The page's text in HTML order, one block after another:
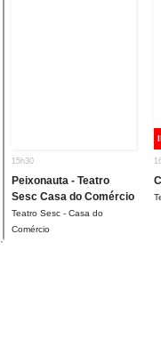
15h30
Peixonauta - Teatro
Sesc Casa do Comércio
Teatro Sesc - Casa do
Comércio